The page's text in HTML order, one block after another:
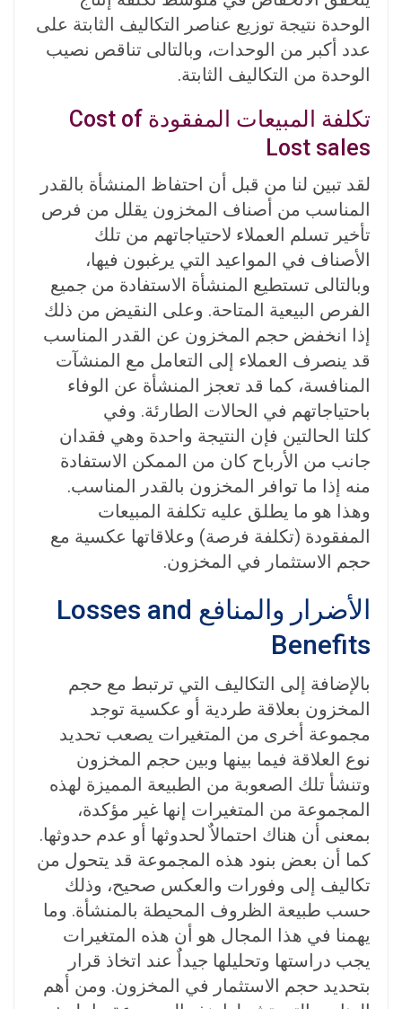
الوحدة نتيجة توزيع عناصر التكاليف الثابتة على
عدد أكبر من الوحدات، وبالتالى تناقص نصيب
الوحدة من التكاليف الثابتة.
تكلفة المبيعات المفقودة Cost of
Lost sales
لقد تبين لنا من قبل أن احتفاظ المنشأة بالقدر
المناسب من أصناف المخزون يقلل من فرص
تأخير تسلم العملاء لاحتياجاتهم من تلك
الأصناف في المواعيد التي يرغبون فيها،
وبالتالى تستطيع المنشأة الاستفادة من جميع
الفرص البيعية المتاحة. وعلى النقيض من ذلك
إذا انخفض حجم المخزون عن القدر المناسب
قد ينصرف العملاء إلى التعامل مع المنشآت
المنافسة، كما قد تعجز المنشأة عن الوفاء
باحتياجاتهم في الحالات الطارئة. وفي
كلتا الحالتين فإن النتيجة واحدة وهي فقدان
جانب من الأرباح كان من الممكن الاستفادة
منه إذا ما توافر المخزون بالقدر المناسب.
وهذا هو ما يطلق عليه تكلفة المبيعات
المفقودة (تكلفة فرصة) وعلاقاتها عكسية مع
حجم الاستثمار في المخزون.
الأضرار والمنافع Losses and
Benefits
بالإضافة إلى التكاليف التي ترتبط مع حجم
المخزون بعلاقة طردية أو عكسية توجد
مجموعة أخرى من المتغيرات يصعب تحديد
نوع العلاقة فيما بينها وبين حجم المخزون
وتنشأ تلك الصعوبة من الطبيعة المميزة لهذه
المجموعة من المتغيرات إنها غير مؤكدة،
بمعنى أن هناك احتمالاٌ لحدوثها أو عدم حدوثها.
كما أن بعض بنود هذه المجموعة قد يتحول من
تكاليف إلى وفورات والعكس صحيح، وذلك
حسب طبيعة الظروف المحيطة بالمنشأة. وما
يهمنا في هذا المجال هو أن هذه المتغيرات
يجب دراستها وتحليلها جيداٌ عند اتخاذ قرار
بتحديد حجم الاستثمار في المخزون. ومن أهم